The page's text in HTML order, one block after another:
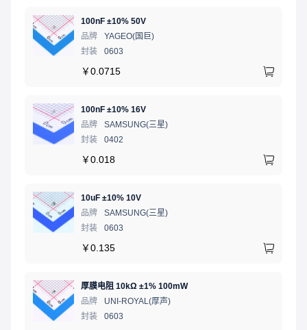
100nF ±10% 50V
品牌
YAGEO(国巨)
封装
0603
￥0.0715
100nF ±10% 16V
品牌
SAMSUNG(三星)
封装
0402
￥0.018
10uF ±10% 10V
品牌
SAMSUNG(三星)
封装
0603
￥0.135
厚膜电阻 10kΩ ±1% 100mW
品牌
UNI-ROYAL(厚声)
封装
0603